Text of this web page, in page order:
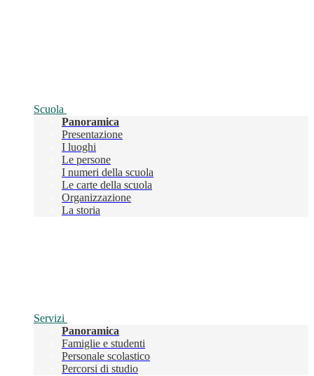
Scuola
Panoramica
Presentazione
I luoghi
Le persone
I numeri della scuola
Le carte della scuola
Organizzazione
La storia
Servizi
Panoramica
Famiglie e studenti
Personale scolastico
Percorsi di studio